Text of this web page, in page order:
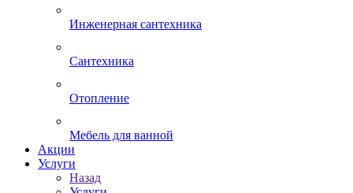
Инженерная сантехника
Сантехника
Отопление
Мебель для ванной
Акции
Услуги
Назад